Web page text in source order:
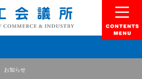
お知らせ